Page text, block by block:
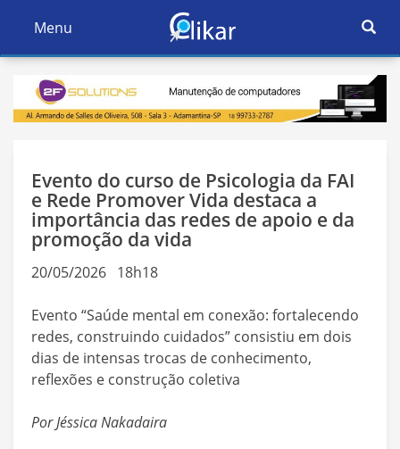
Ativar
Navegação
Menu
Ativar
Evento do curso de Psicologia da FAI
e Rede Promover Vida destaca a
importância das redes de apoio e da
promoção da vida
20/05/2026 18h18
Evento “Saúde mental em conexão: fortalecendo
redes, construindo cuidados” consistiu em dois
dias de intensas trocas de conhecimento,
reflexões e construção coletiva
Por Jéssica Nakadaira